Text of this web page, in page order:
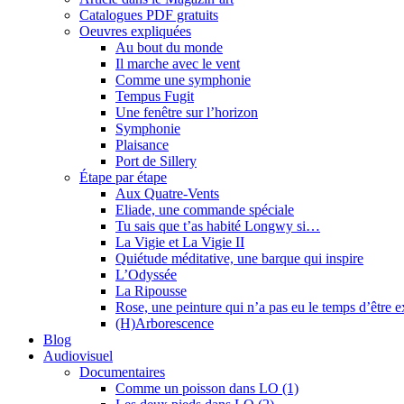
Catalogues PDF gratuits
Oeuvres expliquées
Au bout du monde
Il marche avec le vent
Comme une symphonie
Tempus Fugit
Une fenêtre sur l’horizon
Symphonie
Plaisance
Port de Sillery
Étape par étape
Aux Quatre-Vents
Eliade, une commande spéciale
Tu sais que t’as habité Longwy si…
La Vigie et La Vigie II
Quiétude méditative, une barque qui inspire
L’Odyssée
La Ripousse
Rose, une peinture qui n’a pas eu le temps d’être
(H)Arborescence
Blog
Audiovisuel
Documentaires
Comme un poisson dans LO (1)